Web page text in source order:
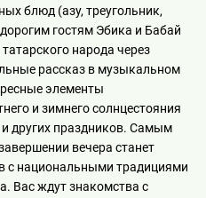
блюд (азу, треугольник,
гостям Эбика и Бабай
народа через
рассказ в музыкальном
элементы
и зимнего солнцестояния
других праздников. Самым
вечера станет
с национальными традициями
Вас ждут знакомства с